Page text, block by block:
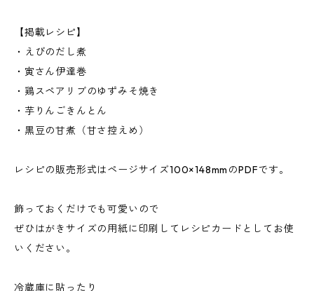
【掲載レシピ】
・えびのだし煮
・寅さん伊達巻
・鶏スペアリブのゆずみそ焼き
・芋りんごきんとん
・黒豆の甘煮（甘さ控えめ）
レシピの販売形式はページサイズ100×148mmのPDFです。
飾っておくだけでも可愛いので
ぜひはがきサイズの用紙に印刷してレシピカードとしてお使
いください。
冷蔵庫に貼ったり